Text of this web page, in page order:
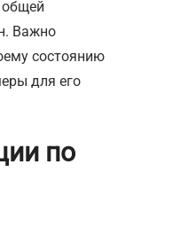
общей
Важно
состоянию
для его
по